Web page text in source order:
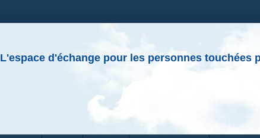
L'espace d'échange pour les personnes touchées